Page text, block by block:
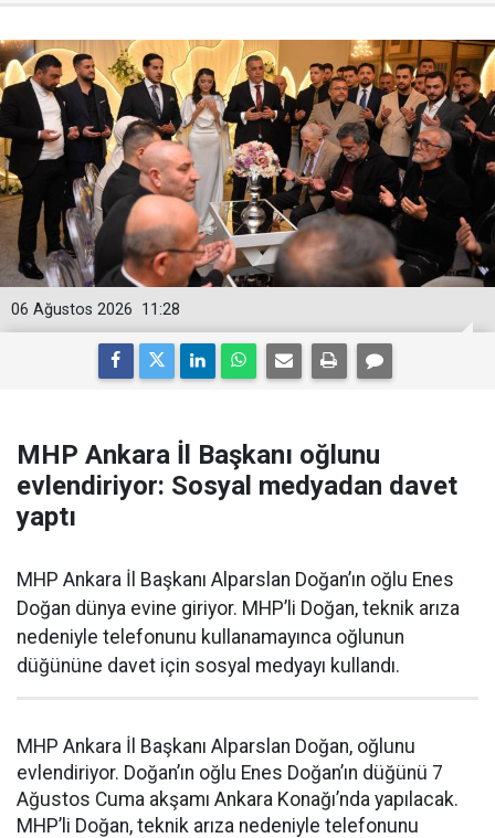
11:28
06 Ağustos 2026
MHP Ankara İl Başkanı oğlunu
evlendiriyor: Sosyal medyadan davet
yaptı
MHP Ankara İl Başkanı Alparslan Doğan’ın oğlu Enes
Doğan dünya evine giriyor. MHP’li Doğan, teknik arıza
nedeniyle telefonunu kullanamayınca oğlunun
düğününe davet için sosyal medyayı kullandı.
MHP Ankara İl Başkanı Alparslan Doğan, oğlunu
evlendiriyor. Doğan’ın oğlu Enes Doğan’ın düğünü 7
Ağustos Cuma akşamı Ankara Konağı’nda yapılacak.
MHP’li Doğan, teknik arıza nedeniyle telefonunu